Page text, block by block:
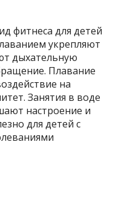
фитнеса для детей
укрепляют
дыхательную
Плавание
на
Занятия в воде
настроение и
для детей с